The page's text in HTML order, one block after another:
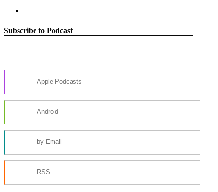
Subscribe to Podcast
Apple Podcasts
Android
by Email
RSS